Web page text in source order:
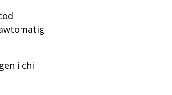
i chi